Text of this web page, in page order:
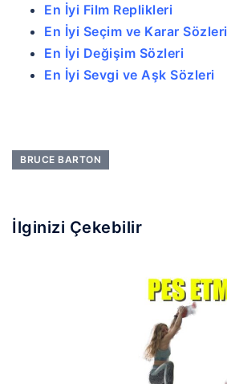
En İyi Film Replikleri
En İyi Seçim ve Karar Sözleri
En İyi Değişim Sözleri
En İyi Sevgi ve Aşk Sözleri
BRUCE BARTON
İlginizi Çekebilir